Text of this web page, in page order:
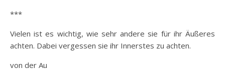
***
Vielen ist es wichtig, wie sehr andere sie für ihr Äußeres
achten. Dabei vergessen sie ihr Innerstes zu achten.
von der Au